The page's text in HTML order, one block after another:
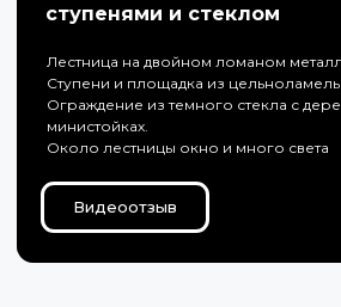
ступенями и стеклом
Лестница на двойном ломаном
Ступени и площадка из
Ограждение из темного стекла с
министойках.
Около лестницы окно и много света
Видеоотзыв